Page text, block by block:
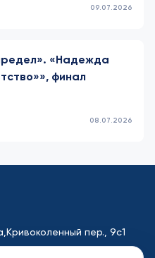
09.07.2026
«Надежда
финал
08.07.2026
Кривоколенный пер., 9с1